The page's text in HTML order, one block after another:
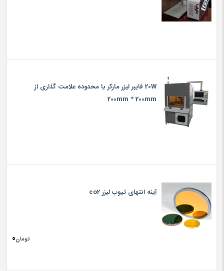
20W فایبر لیزر مارکر با محدوده علامت گذاری از
200mm * 200mm
آینه انتهای تیوب لیزر co2
تومان0